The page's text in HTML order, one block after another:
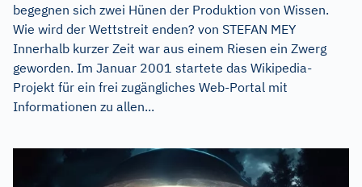
begegnen sich zwei Hünen der Produktion von Wissen.
Wie wird der Wettstreit enden? von STEFAN MEY
Innerhalb kurzer Zeit war aus einem Riesen ein Zwerg
geworden. Im Januar 2001 startete das Wikipedia-
Projekt für ein frei zugängliches Web-Portal mit
Informationen zu allen...